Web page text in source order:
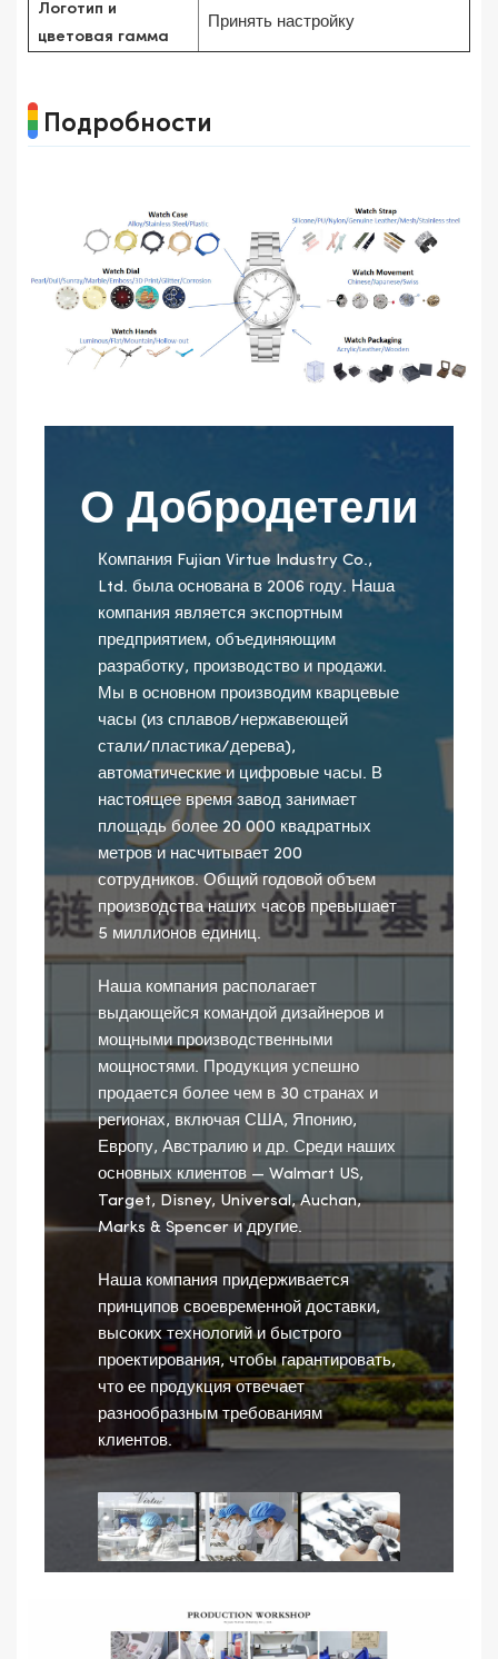
Логотип и
цветовая гамма
Принять настройку
Подробности
О Добродетели
Компания Fujian Virtue Industry Co.,
Ltd. была основана в 2006 году. Наша
компания является экспортным
предприятием, объединяющим
разработку, производство и продажи.
Мы в основном производим кварцевые
часы (из сплавов/нержавеющей
стали/пластика/дерева),
автоматические и цифровые часы. В
настоящее время завод занимает
площадь более 20 000 квадратных
метров и насчитывает 200
сотрудников. Общий годовой объем
производства наших часов превышает
5 миллионов единиц.
Наша компания располагает
выдающейся командой дизайнеров и
мощными производственными
мощностями. Продукция успешно
продается более чем в 30 странах и
регионах, включая США, Японию,
Европу, Австралию и др. Среди наших
основных клиентов — Walmart US,
Target, Disney, Universal, Auchan,
Marks & Spencer и другие.
Наша компания придерживается
принципов своевременной доставки,
высоких технологий и быстрого
проектирования, чтобы гарантировать,
что ее продукция отвечает
разнообразным требованиям
клиентов.